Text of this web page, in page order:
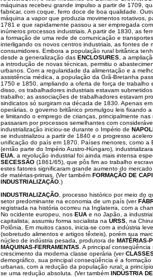
máquinas recebeu grande impulso a partir de 1709,
fabricar, com coque, ferro doce de boa qualidade.
máquina a vapor que produzia movimentos rotativos,
1781 e que rapidamente passou a ser empregada
inúmeros processos industriais. A partir de 1830, as
a formação de uma rede de comunicação e
interligando os novos centros industriais, as fontes de
consumidores. Embora a população rural britânica
desde a generalização das ENCLOSURES , a
a introdução de novas técnicas, permitiu o
urbanos. Com a regularidade da alimentação e a
assistência médica, a população da Grã-Bretanha
1750 e 1850, ampliando a oferta de força de trabalho
disso, os trabalhadores industriais estavam
trabalho; as associações de trabalhadores estavam
sindicatos só surgiram na década de 1830. Apenas
operárias, o governo britânico promulgou leis fixando
e limitando o emprego de crianças, principalmente
passaram por processos semelhantes com
industrialização iniciou-se durante o Império de
se industrializou a partir de 1840 e o progresso
unificação do país em 1870. Países menores, como a
(então parte do Império Austro-Húngaro),
EUA , a revolução industrial foi ainda mais intensa
SECESSÃO (1861/65), que pôs fim ao trabalho
estes fatores significaram grande aumento do
de matérias-primas. (Ver também FORMAÇÃO DE
INDUSTRIALIZAÇÃO .)
INDUSTRIALIZAÇÃO , processo histórico por meio do
setor predominante na economia de um país (ver
registrada na história ocorreu na Inglaterra, com a
No ocidente europeu, nos EUA e no Japão, a
capitalista; assumiu forma socialista na URSS , na
Polônia. Em muitos casos, inicia-se com a indústria
(sobretudo alimentos e artigos têxteis), porém sua
núcleo de indústria pesada, produtora de MATÉRIAS-
MÁQUINAS-FERRAMENTAS . A principal
crescimento da moderna classe operária (ver
demográfico, sua principal conseqüência é a
urbanas, com a redução da população rural; a
se uma redução absoluta. (Ver também INDÚSTRIA